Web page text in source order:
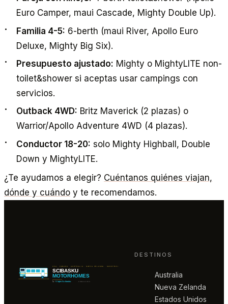
Euro Camper, maui Cascade, Mighty Double Up).
Familia 4-5: 6-berth (maui River, Apollo Euro
Deluxe, Mighty Big Six).
Presupuesto ajustado: Mighty o MightyLITE non-
toilet&shower si aceptas usar campings con
servicios.
Outback 4WD: Britz Maverick (2 plazas) o
Warrior/Apollo Adventure 4WD (4 plazas).
Conductor 18-20: solo Mighty Highball, Double
Down y MightyLITE.
¿Te ayudamos a elegir? Cuéntanos quiénes viajan,
dónde y cuándo y te recomendamos.
DESTINOS
Australia
Nueva Zelanda
Estados Unidos